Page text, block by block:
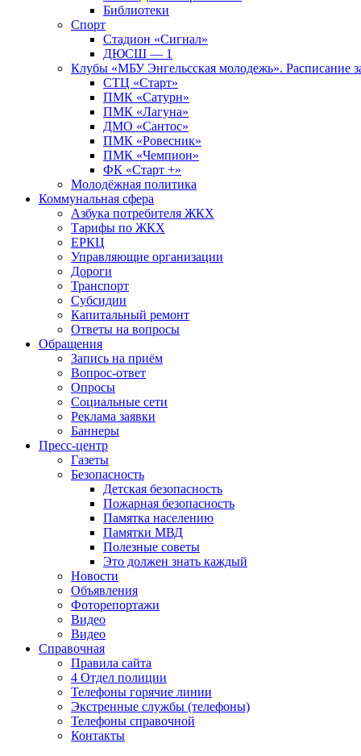
Библиотеки
Спорт
Стадион «Сигнал»
ДЮСШ — 1
Клубы «МБУ Энгельсская молодежь». Расписание
СТЦ «Старт»
ПМК «Сатурн»
ПМК «Лагуна»
ДМО «Сантос»
ПМК «Ровесник»
ПМК «Чемпион»
ФК «Старт +»
Молодёжная политика
Коммунальная сфера
Азбука потребителя ЖКХ
Тарифы по ЖКХ
ЕРКЦ
Управляющие организации
Дороги
Транспорт
Субсидии
Капитальный ремонт
Ответы на вопросы
Обращения
Запись на приём
Вопрос-ответ
Опросы
Социальные сети
Реклама заявки
Баннеры
Пресс-центр
Газеты
Безопасность
Детская безопасность
Пожарная безопасность
Памятка населению
Памятки МВД
Полезные советы
Это должен знать каждый
Новости
Объявления
Фоторепортажи
Видео
Видео
Справочная
Правила сайта
4 Отдел полиции
Телефоны горячие линии
Экстренные службы (телефоны)
Телефоны справочной
Контакты